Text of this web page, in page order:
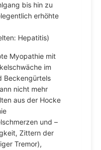
bis hin zu
erhöhte
Hepatitis)
Myopathie mit
im
Beckengürtels
nicht mehr
aus der Hocke
und –
Zittern der
Tremor),